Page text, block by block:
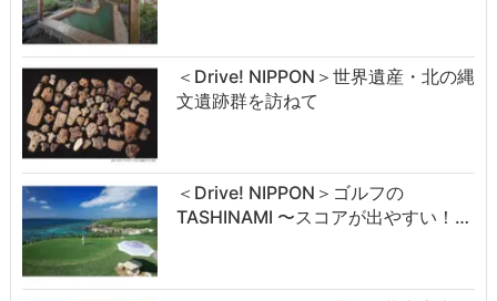
＜Drive! NIPPON＞世界遺産・北の縄
文遺跡群を訪ねて
＜Drive! NIPPON＞ゴルフの
TASHINAMI 〜スコアが出やすい！…